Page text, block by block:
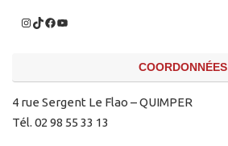
COORDONNÉES
4 rue Sergent Le Flao – QUIMPER
Tél. 02 98 55 33 13